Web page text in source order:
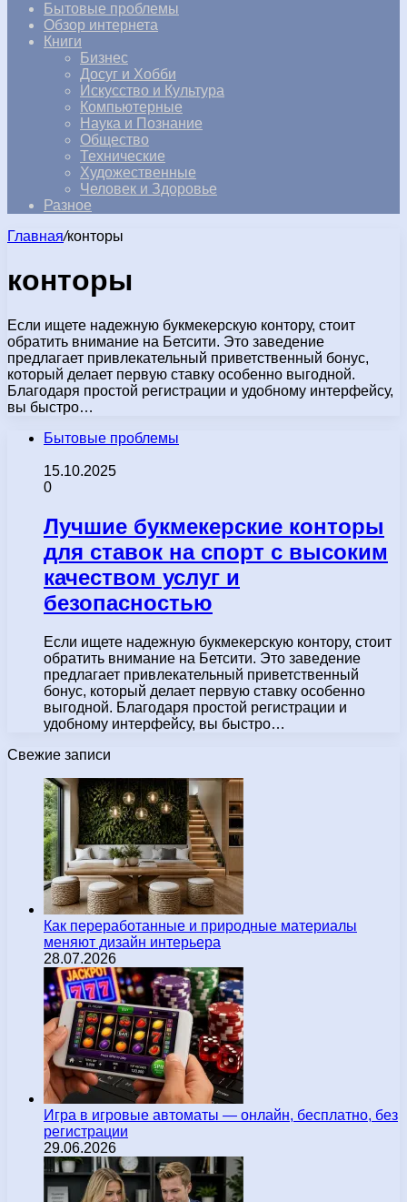
Бытовые проблемы
Обзор интернета
Книги
Бизнес
Досуг и Хобби
Искусство и Культура
Компьютерные
Наука и Познание
Общество
Технические
Художественные
Человек и Здоровье
Разное
Главная/конторы
конторы
Если ищете надежную букмекерскую контору, стоит
обратить внимание на Бетсити. Это заведение
предлагает привлекательный приветственный бонус,
который делает первую ставку особенно выгодной.
Благодаря простой регистрации и удобному интерфейсу,
вы быстро…
Бытовые проблемы
15.10.2025
0
Лучшие букмекерские конторы
для ставок на спорт с высоким
качеством услуг и
безопасностью
Если ищете надежную букмекерскую контору, стоит
обратить внимание на Бетсити. Это заведение
предлагает привлекательный приветственный
бонус, который делает первую ставку особенно
выгодной. Благодаря простой регистрации и
удобному интерфейсу, вы быстро…
Свежие записи
Как переработанные и природные материалы
меняют дизайн интерьера
28.07.2026
Игра в игровые автоматы — онлайн, бесплатно, без
регистрации
29.06.2026